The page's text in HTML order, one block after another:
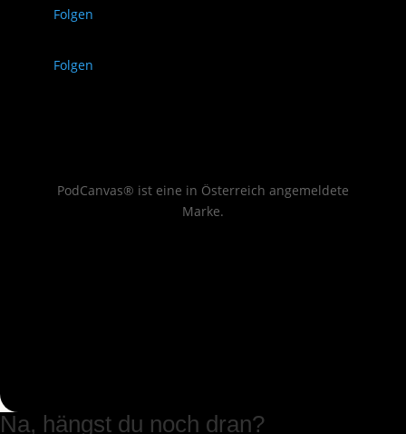
Folgen
Folgen
PodCanvas® ist eine in Österreich angemeldete
Marke.
Na, hängst du noch dran?